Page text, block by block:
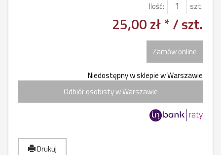
Ilość:
szt.
25,00 zł */ szt.
Zamów online
Niedostępny w sklepie w Warszawie
Odbiór osobisty w Warszawie
Drukuj